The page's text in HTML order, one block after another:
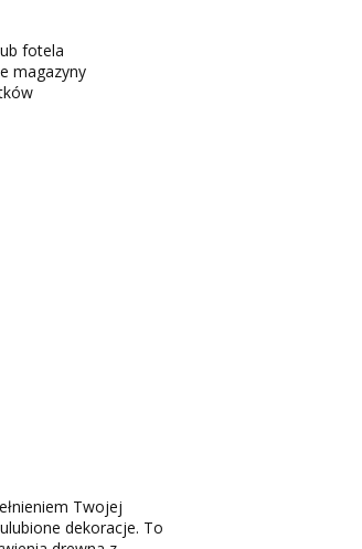
fotela
magazyny
Twojej
dekoracje. To